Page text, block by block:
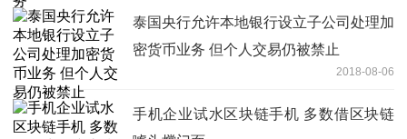
泰国央行允许本地银行设立子公司处理加
密货币业务 但个人交易仍被禁止
2018-08-06
手机企业试水区块链手机 多数借区块链